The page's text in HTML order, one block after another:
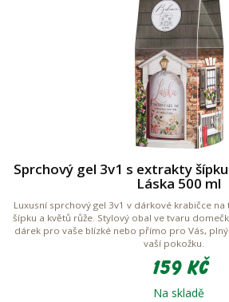
Sprchový gel 3v1 s extrakty
Láska 500 ml
Luxusní sprchový gel 3v1 v dárkové krabičce
šípku a květů růže. Stylový obal ve tvaru
dárek pro vaše blízké nebo přímo pro Vás,
vaší pokožku.
159 Kč
Na skladě